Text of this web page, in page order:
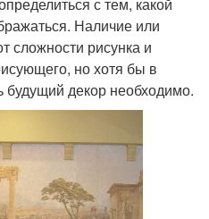
с тем, какой
Наличие или
сложности рисунка и
но хотя бы в
будущий декор необходимо.